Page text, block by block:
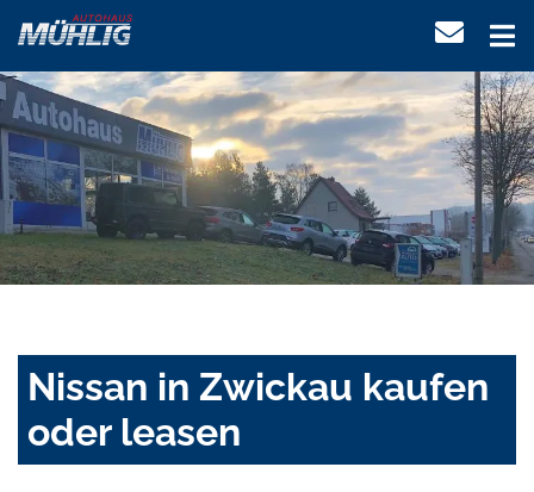
Nissan in Zwickau kaufen
oder leasen